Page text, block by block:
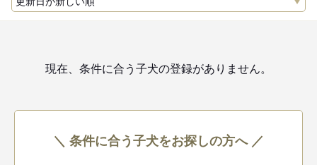
現在、条件に合う子犬の登録がありません。
＼ 条件に合う子犬をお探しの方へ ／